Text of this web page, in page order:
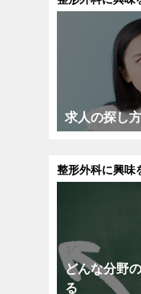
求人の探し方
整形外科に興味
どんな分野
る